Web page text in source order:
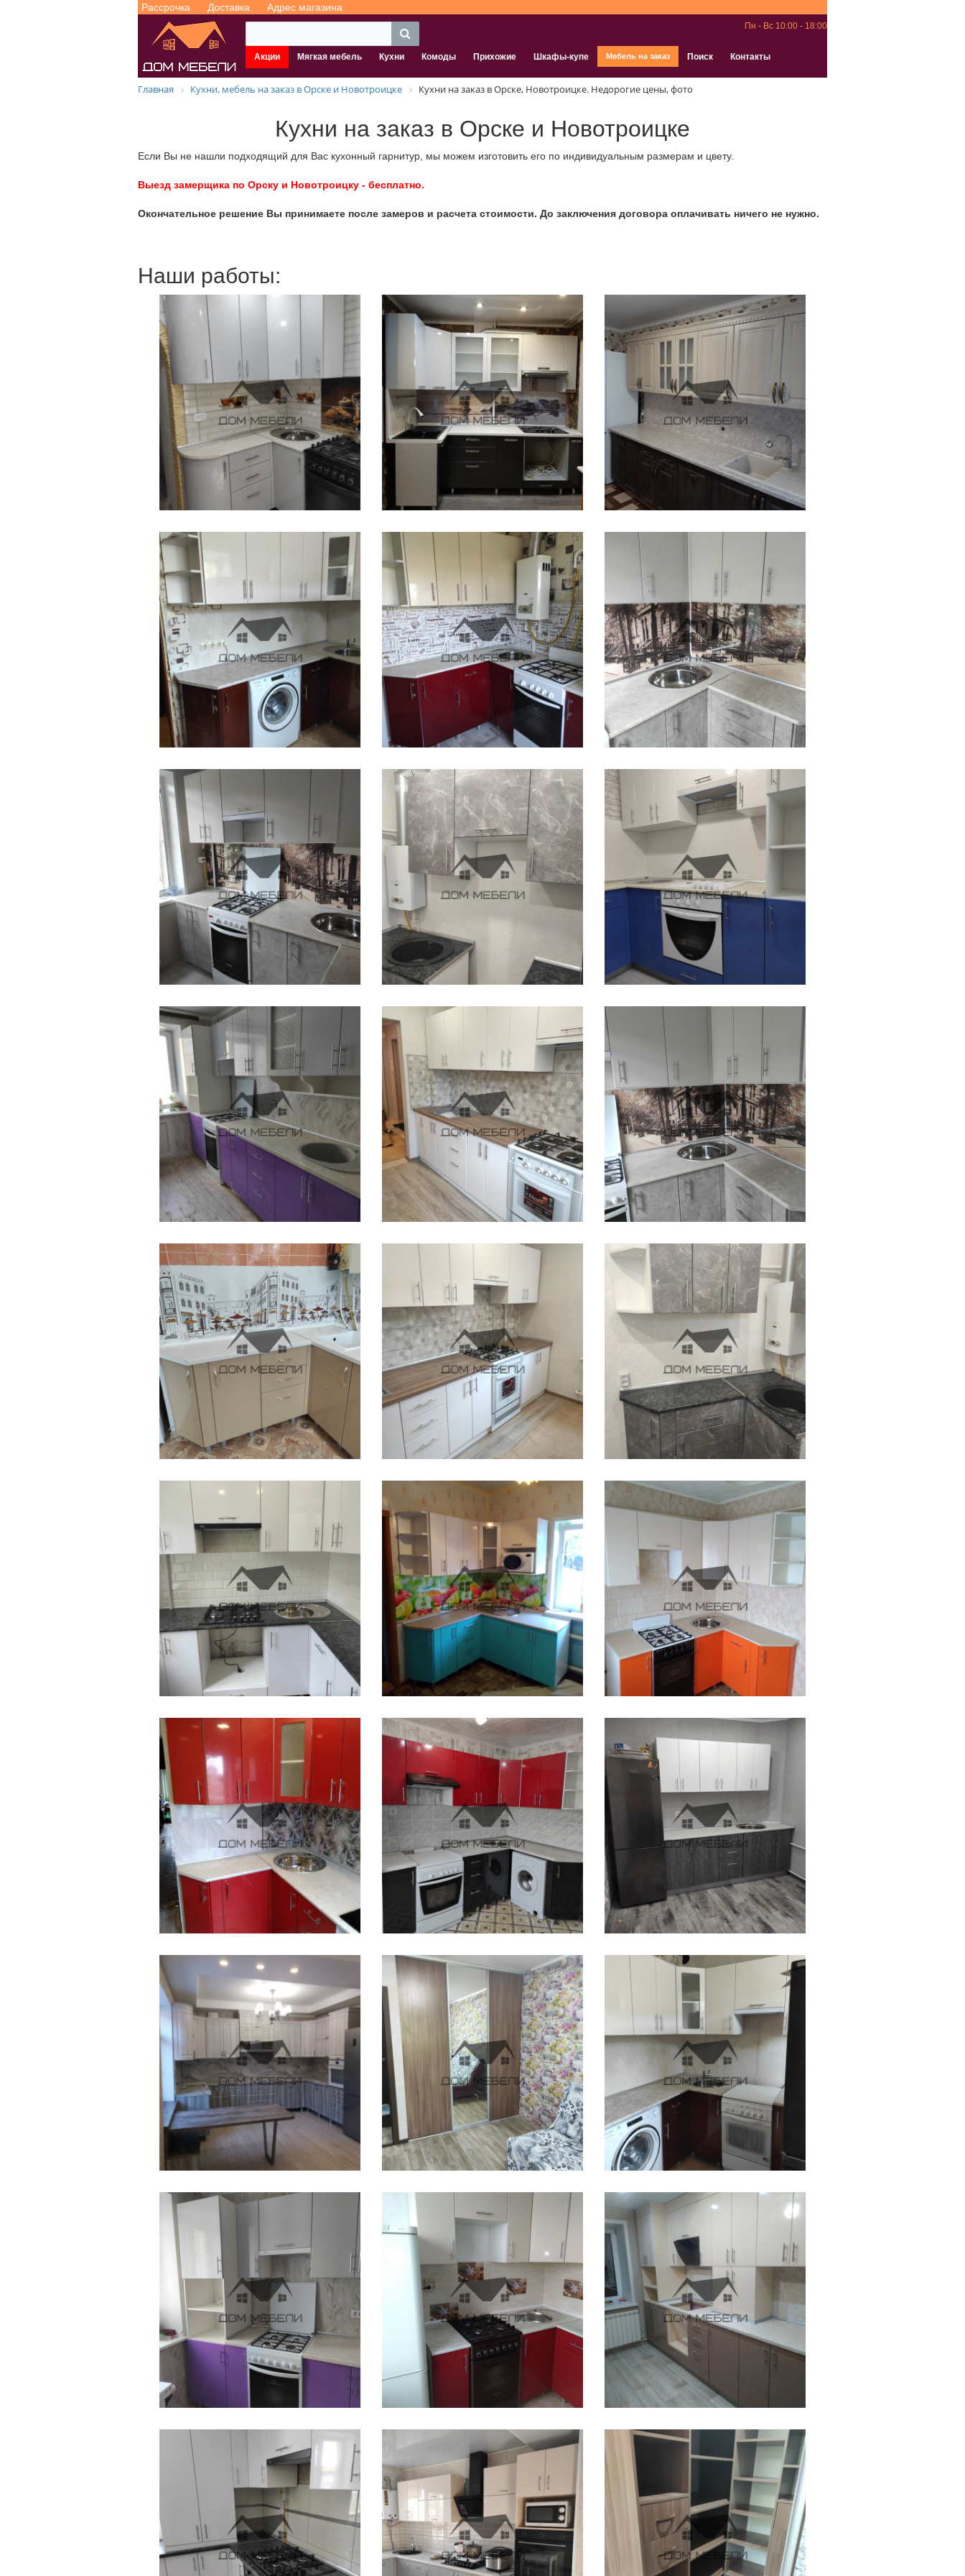
Рассрочка Доставка Адрес магазина
Пн - Вс 10:00 - 18:00
Акции Мягкая мебель Кухни Комоды Прихожие Шкафы-купе Мебель на заказ Поиск Контакты
Главная Кухни, мебель на заказ в Орске и Новотроицке Кухни на заказ в Орске, Новотроицке. Недорогие цены, фото
Кухни на заказ в Орске и Новотроицке
Если Вы не нашли подходящий для Вас кухонный гарнитур, мы можем изготовить его по индивидуальным размерам и цвету.
Выезд замерщика по Орску и Новотроицку - бесплатно.
Окончательное решение Вы принимаете после замеров и расчета стоимости. До заключения договора оплачивать ничего не нужно.
Наши работы: